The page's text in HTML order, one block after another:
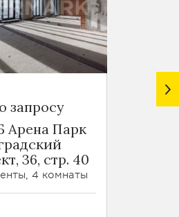
запросу
Арена Парк
36, стр. 40
4 комнаты
ID 63450